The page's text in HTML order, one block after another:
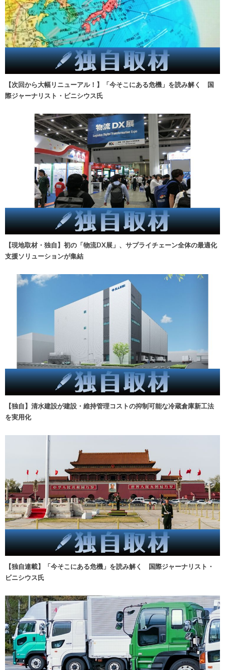
【次回から大幅リニューアル！】「今そこにある危機」を読み解く 国
際ジャーナリスト・ビニシウス氏
【現地取材・独自】初の「物流DX展」、サプライチェーン全体の最適化
支援ソリューションが集結
【独自】清水建設が建設・維持管理コストの抑制可能な冷蔵倉庫新工法
を実用化
【独自連載】「今そこにある危機」を読み解く 国際ジャーナリスト・
ビニシウス氏